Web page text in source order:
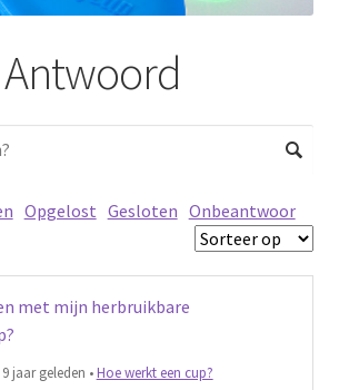
weten
Antwoord
Opgelost Gesloten Onbeantwoor
met mijn herbruikbare
jaar geleden •Hoe werkt een cup?